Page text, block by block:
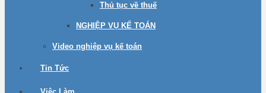
Thủ tục về thuế
NGHIỆP VỤ KẾ TOÁN
Video nghiệp vụ kế toán
Tin Tức